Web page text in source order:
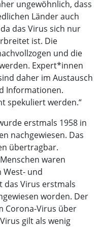
ungewöhnlich, dass
Länder auch
das Virus sich nur
ist. Die
und die
Expert*innen
daher im Austausch
Informationen.
spekuliert werden.“
erstmals 1958 in
nachgewiesen. Das
übertragbar.
waren
West- und
das Virus erstmals
worden. Der
Corona-Virus über
gilt als wenig